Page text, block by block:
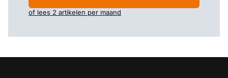
of lees 2 artikelen per maand